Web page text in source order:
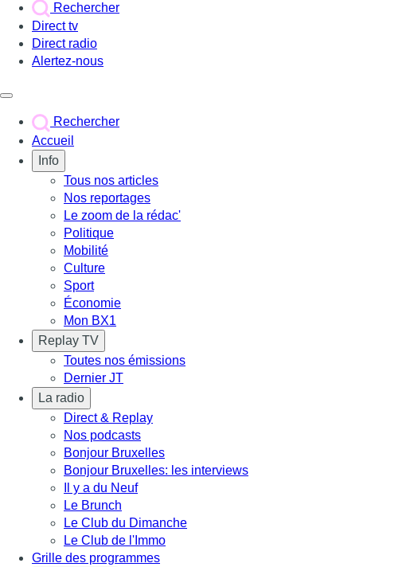
Rechercher
Direct tv
Direct radio
Alertez-nous
Rechercher
Accueil
Info
Tous nos articles
Nos reportages
Le zoom de la rédac'
Politique
Mobilité
Culture
Sport
Économie
Mon BX1
Replay TV
Toutes nos émissions
Dernier JT
La radio
Direct & Replay
Nos podcasts
Bonjour Bruxelles
Bonjour Bruxelles: les interviews
Il y a du Neuf
Le Brunch
Le Club du Dimanche
Le Club de l'Immo
Grille des programmes